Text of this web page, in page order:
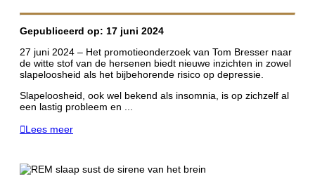
Gepubliceerd op: 17 juni 2024
27 juni 2024 – Het promotieonderzoek van Tom Bresser naar
de witte stof van de hersenen biedt nieuwe inzichten in zowel
slapeloosheid als het bijbehorende risico op depressie.
Slapeloosheid, ook wel bekend als insomnia, is op zichzelf al
een lastig probleem en ...
Lees meer